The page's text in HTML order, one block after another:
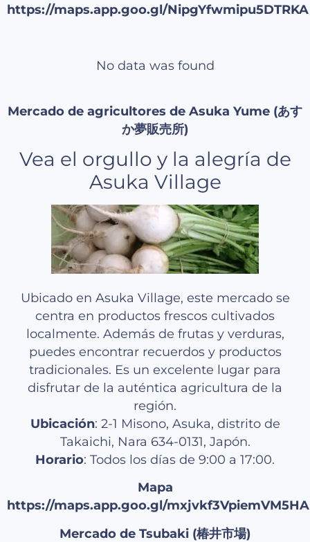
https://maps.app.goo.gl/NipgYfwmipu5DTRKA
No data was found
Mercado de agricultores de Asuka Yume (あす
か夢販売所)
Vea el orgullo y la alegría de
Asuka Village
Ubicado en Asuka Village, este mercado se
centra en productos frescos cultivados
localmente. Además de frutas y verduras,
puedes encontrar recuerdos y productos
tradicionales. Es un excelente lugar para
disfrutar de la auténtica agricultura de la
región.
Ubicación: 2-1 Misono, Asuka, distrito de
Takaichi, Nara 634-0131, Japón.
Horario: Todos los días de 9:00 a 17:00.
Mapa
https://maps.app.goo.gl/mxjvkf3VpiemVM5HA
Mercado de Tsubaki (椿井市場)